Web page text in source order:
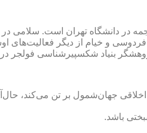
در دانشگاه تهران است. سلامی
و خیام از دیگر فعالیت‌های
بنیاد شکسپیرشناسی فولجر
جهان‌شمول بر تن می‌کند،
باشد.